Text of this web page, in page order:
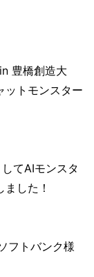
豊橋創造大
ットモンスター
てAIモンスタ
した！
フトバンク様